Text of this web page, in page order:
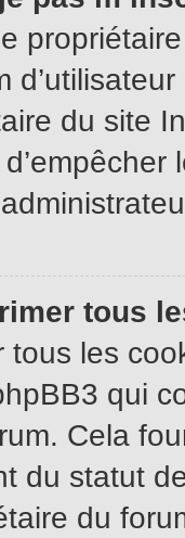
du site
tous
tous les
qui
Cela
du statut
du